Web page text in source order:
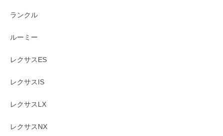
ランクル
ルーミー
レクサスES
レクサスIS
レクサスLX
レクサスNX